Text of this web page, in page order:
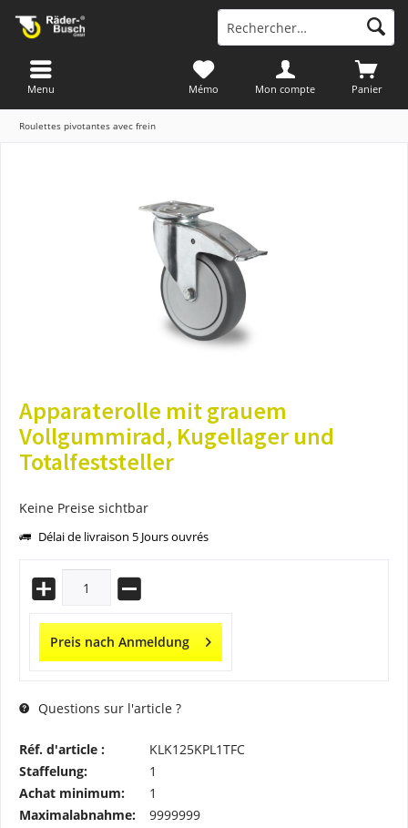
Panier
Mémo Mon compte
Menu
Roulettes pivotantes avec frein
Apparaterolle mit grauem
Vollgummirad, Kugellager und
Totalfeststeller
Keine Preise sichtbar
Délai de livraison 5 Jours ouvrés
Preis nach Anmeldung
Questions sur l'article ?
Réf. d'article :
KLK125KPL1TFC
Staffelung:
1
Achat minimum:
1
Maximalabnahme:
9999999